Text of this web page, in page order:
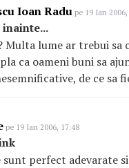
Ioan Radu pe 19 Ian 2006,
inainte...
Multa lume ar trebui
ca oameni buni sa
de ce sa
pe 19 Ian 2006, 17:48
perfect adevarate